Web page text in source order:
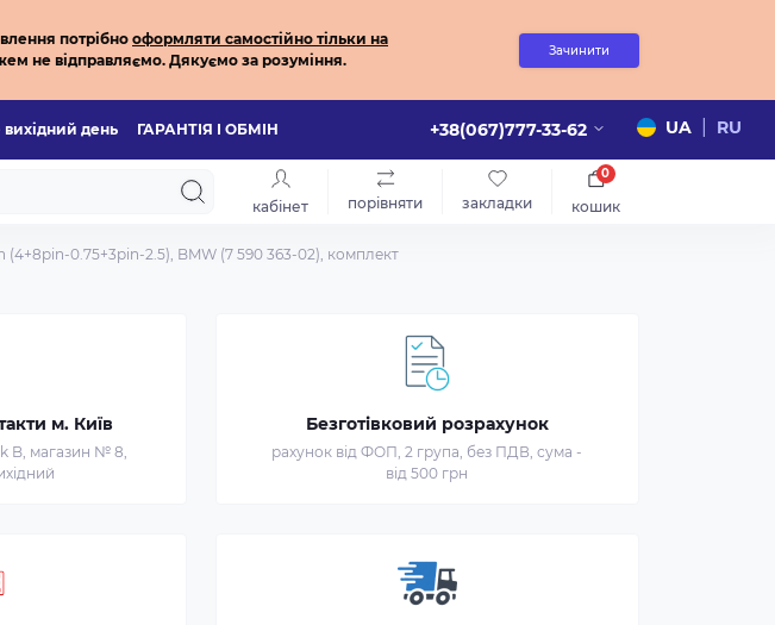
потрібнооформляти самостійно тільки на
не відправляємо.Дякуємо за розуміння.
Зачинити
вихідний день ГАРАНТІЯ І ОБМІН +38(067)777-33-62 UA RU
кабінет порівняти закладки кошик
0
(4+8pin-0.75+3pin-2.5), BMW (7 590 363-02), комплект
м. Київ
B, магазин № 8,
Безготівковий розрахунок
рахунок від ФОП, 2 група, без ПДВ, сума -
від 500 грн